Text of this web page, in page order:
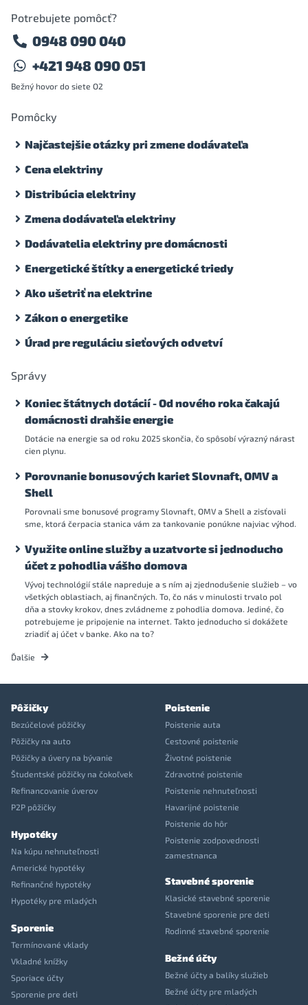
Potrebujete pomôcť?
0948 090 040
+421 948 090 051
Bežný hovor do siete O2
Pomôcky
Najčastejšie otázky pri zmene dodávateľa
Cena elektriny
Distribúcia elektriny
Zmena dodávateľa elektriny
Dodávatelia elektriny pre domácnosti
Energetické štítky a energetické triedy
Ako ušetriť na elektrine
Zákon o energetike
Úrad pre reguláciu sieťových odvetví
Správy
Koniec štátnych dotácií - Od nového roka čakajú
domácnosti drahšie energie
Dotácie na energie sa od roku 2025 skončia, čo spôsobí výrazný nárast
cien plynu.
Porovnanie bonusových kariet Slovnaft, OMV a
Shell
Porovnali sme bonusové programy Slovnaft, OMV a Shell a zisťovali
sme, ktorá čerpacia stanica vám za tankovanie ponúkne najviac výhod.
Využite online služby a uzatvorte si jednoducho
účet z pohodlia vášho domova
Vývoj technológií stále napreduje a s ním aj zjednodušenie služieb – vo
všetkých oblastiach, aj finančných. To, čo nás v minulosti trvalo pol
dňa a stovky krokov, dnes zvládneme z pohodlia domova. Jediné, čo
potrebujeme je pripojenie na internet. Takto jednoducho si dokážete
zriadiť aj účet v banke. Ako na to?
Ďalšie
Pôžičky
Bezúčelové pôžičky
Pôžičky na auto
Pôžičky a úvery na bývanie
Študentské pôžičky na čokoľvek
Refinancovanie úverov
P2P pôžičky
Hypotéky
Na kúpu nehnuteľnosti
Americké hypotéky
Refinančné hypotéky
Hypotéky pre mladých
Sporenie
Termínované vklady
Vkladné knížky
Sporiace účty
Sporenie pre deti
Poistenie
Poistenie auta
Cestovné poistenie
Životné poistenie
Zdravotné poistenie
Poistenie nehnuteľnosti
Havarijné poistenie
Poistenie do hôr
Poistenie zodpovednosti
zamestnanca
Stavebné sporenie
Klasické stavebné sporenie
Stavebné sporenie pre deti
Rodinné stavebné sporenie
Bežné účty
Bežné účty a balíky služieb
Bežné účty pre mladých